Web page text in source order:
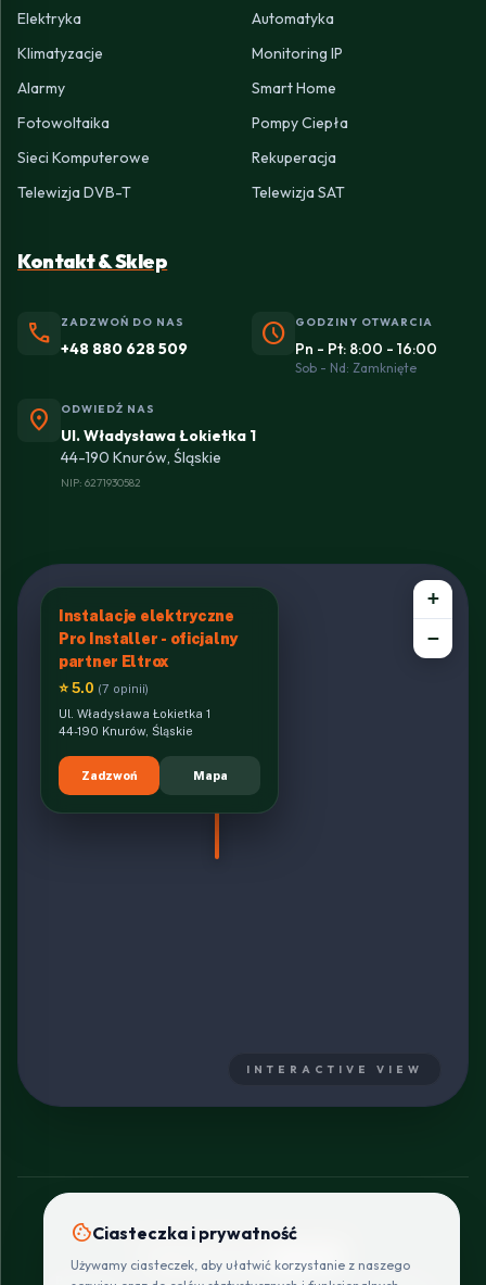
Elektryka
Automatyka
Klimatyzacje
Monitoring IP
Alarmy
Smart Home
Fotowoltaika
Pompy Ciepła
Sieci Komputerowe
Rekuperacja
Telewizja DVB-T
Telewizja SAT
Kontakt & Sklep
phone ZADZWOŃ DO NAS
+48 880 628 509 schedule GODZINY OTWARCIA
Pn - Pt: 8:00 - 16:00
Sob - Nd: Zamknięte
location_on ODWIEDŹ NAS
Ul. Władysława Łokietka 1
44-190 Knurów, Śląskie
NIP: 6271930582
Instalacje elektryczne
Pro Installer - oficjalny
partner Eltrox
⭐ 5.0 (7 opinii)
Ul. Władysława Łokietka 1
44-190 Knurów, Śląskie
Zadzwoń Mapa
+
−
INTERACTIVE VIEW
SZYBKIE I BEZPIECZNE PŁATNOŚCI
POLITYKA REGULAMIN CENNIK ZWROTY I
cookieCiasteczka i prywatność
Używamy ciasteczek, aby ułatwić korzystanie z naszego